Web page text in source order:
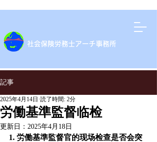
​社会保険労務士アーチ事務所
記事
労働基準監督临检
2025年4月14日 読了時間: 2分
更新日： 2025年4月18日
1. 労働基準監督官的现场检查是否会突